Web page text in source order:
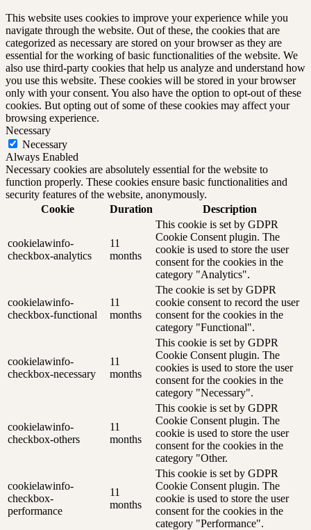
This website uses cookies to improve your experience while you
navigate through the website. Out of these, the cookies that are
categorized as necessary are stored on your browser as they are
essential for the working of basic functionalities of the website. We
also use third-party cookies that help us analyze and understand how
you use this website. These cookies will be stored in your browser
only with your consent. You also have the option to opt-out of these
cookies. But opting out of some of these cookies may affect your
browsing experience.
Necessary
Necessary
Always Enabled
Necessary cookies are absolutely essential for the website to
function properly. These cookies ensure basic functionalities and
security features of the website, anonymously.
Cookie
Duration Description
cookielawinfo-
checkbox-analytics
11
months
This cookie is set by GDPR
Cookie Consent plugin. The
cookie is used to store the user
consent for the cookies in the
category "Analytics".
cookielawinfo-
checkbox-functional
11
months
The cookie is set by GDPR
cookie consent to record the user
consent for the cookies in the
category "Functional".
cookielawinfo-
checkbox-necessary
11
months
This cookie is set by GDPR
Cookie Consent plugin. The
cookies is used to store the user
consent for the cookies in the
category "Necessary".
cookielawinfo-
checkbox-others
11
months
This cookie is set by GDPR
Cookie Consent plugin. The
cookie is used to store the user
consent for the cookies in the
category "Other.
cookielawinfo-
checkbox-
performance
11
months
This cookie is set by GDPR
Cookie Consent plugin. The
cookie is used to store the user
consent for the cookies in the
category "Performance".